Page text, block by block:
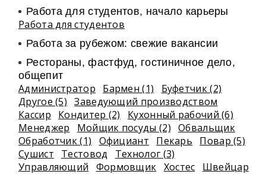
Работа для студентов, начало карьеры
Работа для студентов
Работа за рубежом: свежие вакансии
Рестораны, фастфуд, гостиничное дело,
общепит
Администратор Бармен (1)
Буфетчик (2)
Другое (5)
Заведующий производством
Кассир
Кондитер (2)
Кухонный рабочий (6)
Менеджер
Мойщик посуды (2) Обвальщик
Обработчик (1)
Официант Пекарь
Повар (5)
Сушист
Тестовод
Технолог (3)
Управляющий
Формовщик Хостес Швейцар